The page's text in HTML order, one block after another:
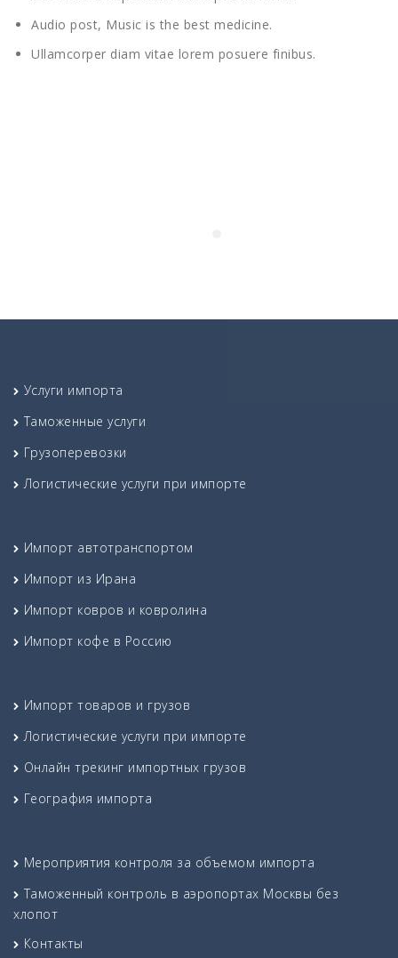
Audio post, Music is the best medicine.
Ullamcorper diam vitae lorem posuere finibus.
Услуги импорта
Таможенные услуги
Грузоперевозки
Логистические услуги при импорте
Импорт автотранспортом
Импорт из Ирана
Импорт ковров и ковролина
Импорт кофе в Россию
Импорт товаров и грузов
Логистические услуги при импорте
Онлайн трекинг импортных грузов
География импорта
Мероприятия контроля за объемом импорта
Таможенный контроль в аэропортах Москвы без
хлопот
Контакты